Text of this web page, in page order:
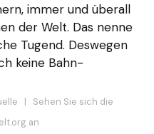
immer und überall
der Welt. Das nenne
Tugend. Deswegen
keine Bahn-
| Sehen Sie sich die
an